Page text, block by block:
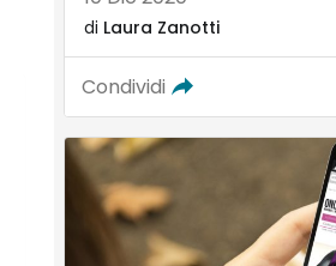
di Laura Zanotti
Condividi